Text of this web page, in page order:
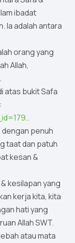
ibadat
Ia adalah antara
orang yang
Allah,
atas bukit Safa
dengan penuh
taat dan patuh
kesan &
kesilapan yang
kerja kita, kita
hati yang
Allah SWT.
atau mata